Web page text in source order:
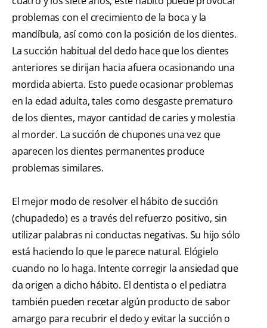
problemas con el crecimiento de la boca y la
mandíbula, así como con la posición de los dientes.
La succión habitual del dedo hace que los dientes
anteriores se dirijan hacia afuera ocasionando una
mordida abierta. Esto puede ocasionar problemas
en la edad adulta, tales como desgaste prematuro
de los dientes, mayor cantidad de caries y molestia
al morder. La succión de chupones una vez que
aparecen los dientes permanentes produce
problemas similares.
El mejor modo de resolver el hábito de succión
(chupadedo) es a través del refuerzo positivo, sin
utilizar palabras ni conductas negativas. Su hijo sólo
está haciendo lo que le parece natural. Elógielo
cuando no lo haga. Intente corregir la ansiedad que
da origen a dicho hábito. El dentista o el pediatra
también pueden recetar algún producto de sabor
amargo para recubrir el dedo y evitar la succión o